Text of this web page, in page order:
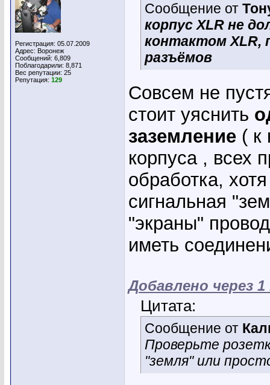
Регистрация: 05.07.2009
Адрес: Воронеж
Сообщений: 6,809
Поблагодарили: 8,871
Вес репутации: 25
Репутация: 129
Сообщение от
корпус XLR не
контактом XLR,
разъëмов
Совсем не
стоит уяснить
заземление ( к
корпуса , всех
обработка,
сигнальная
"экраны"
иметь
Добавлено через
Цитата:
Сообщение от
Проверьте
"земля" или